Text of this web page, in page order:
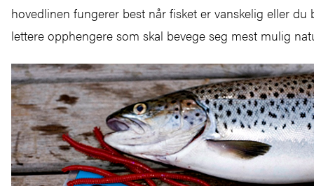
hovedlinen fungerer best når fisket er vanskelig eller du
lettere opphengere som skal bevege seg mest mulig